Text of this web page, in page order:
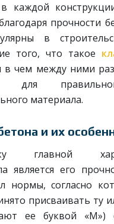
каждой
прочности
в
того, что такое
в чем между ними
для
материала.
и их
главной
является его
нормы, согласно
присваивать ту
ее буквой